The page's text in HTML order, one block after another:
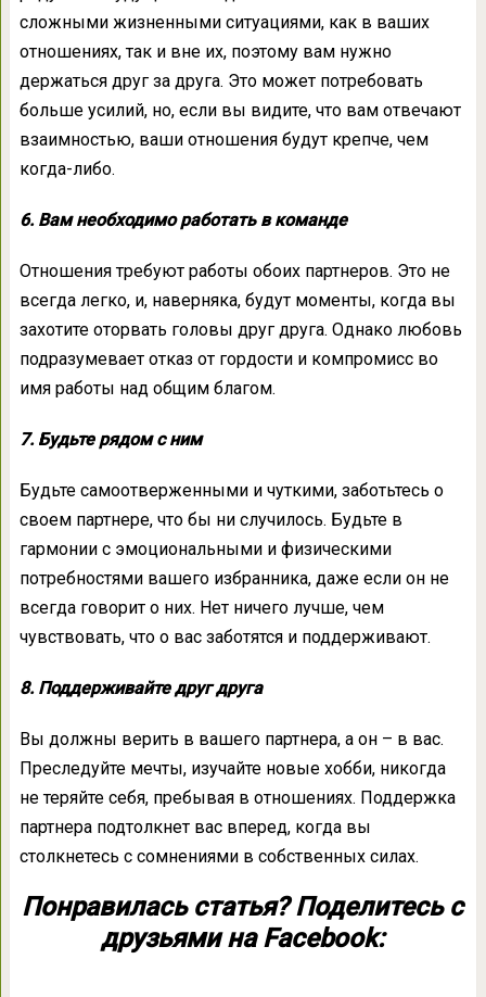
сложными жизненными ситуациями, как в ваших
отношениях, так и вне их, поэтому вам нужно
держаться друг за друга. Это может потребовать
больше усилий, но, если вы видите, что вам отвечают
взаимностью, ваши отношения будут крепче, чем
когда-либо.
6. Вам необходимо работать в команде
Отношения требуют работы обоих партнеров. Это не
всегда легко, и, наверняка, будут моменты, когда вы
захотите оторвать головы друг друга. Однако любовь
подразумевает отказ от гордости и компромисс во
имя работы над общим благом.
7. Будьте рядом с ним
Будьте самоотверженными и чуткими, заботьтесь о
своем партнере, что бы ни случилось. Будьте в
гармонии с эмоциональными и физическими
потребностями вашего избранника, даже если он не
всегда говорит о них. Нет ничего лучше, чем
чувствовать, что о вас заботятся и поддерживают.
8. Поддерживайте друг друга
Вы должны верить в вашего партнера, а он – в вас.
Преследуйте мечты, изучайте новые хобби, никогда
не теряйте себя, пребывая в отношениях. Поддержка
партнера подтолкнет вас вперед, когда вы
столкнетесь с сомнениями в собственных силах.
Понравилась статья? Поделитесь с
друзьями на Facebook: